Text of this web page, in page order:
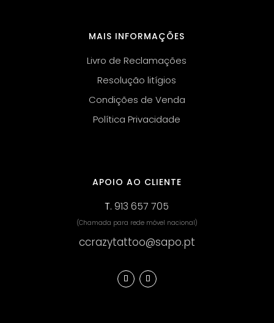
MAIS INFORMAÇÕES
Livro de Reclamações
Resolução litígios
Condições de Venda
Política Privacidade
APOIO AO CLIENTE
T.913 657 705
(Chamada para rede móvel nacional)
ccrazytattoo@sapo.pt